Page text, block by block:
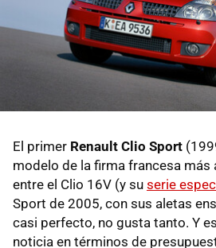
El primer Renault Clio Sport
modelo de la firma francesa más
entre el Clio 16V (y su serie
Sport de 2005, con sus aletas
casi perfecto, no gusta tanto. Y
noticia en términos de